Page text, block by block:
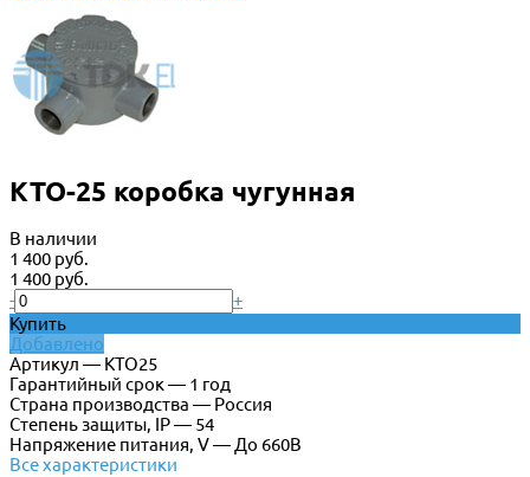
КТО-25 коробка чугунная
В наличии
1 400 руб.
1 400 руб.
-
+
Купить
Добавлено
Артикул — КТО25
Гарантийный срок — 1 год
Страна производства — Россия
Степень защиты, IP — 54
Напряжение питания, V — До 660В
Все характеристики